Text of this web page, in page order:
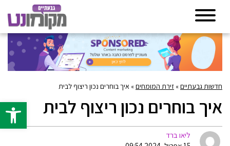
פתח
חדשות גבעתיים» זירת המומחים» איך בוחרים נכון ריצוף לבית
איך בוחרים נכון ריצוף לבית
ליאו ברד